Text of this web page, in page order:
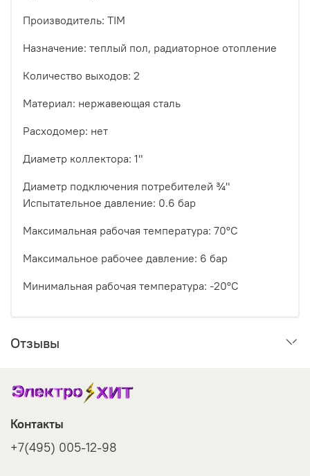
Производитель: TIM
Назначение: теплый пол, радиаторное отопление
Количество выходов: 2
Материал: нержавеющая сталь
Расходомер: нет
Диаметр коллектора: 1"
Диаметр подключения потребителей ¾"
Испытательное давление: 0.6 бар
Максимальная рабочая температура: 70°С
Максимальное рабочее давление: 6 бар
Минимальная рабочая температура: -20°С
Отзывы
Контакты
+7(495) 005-12-98